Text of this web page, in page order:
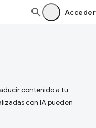
Acceder
contenido a tu
con IA pueden